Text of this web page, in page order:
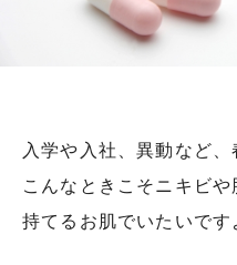
入学や入社、異動など、
こんなときこそニキビ
持てるお肌でいたいです